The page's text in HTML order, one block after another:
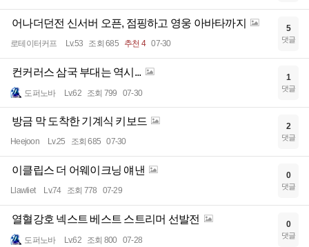
어나더던전 신서버 오픈, 점핑하고 영웅 아바타까지
로테이터커프 Lv.53 조회 685 추천 4 07-30
5
댓글
컨커러스 삼국 부대는 역시...
도퍼노바 Lv.62 조회 799 07-30
1
댓글
방금 막 도착한 기계식 키보드
Heejoon Lv.25 조회 685 07-30
2
댓글
이클립스 더 어웨이크닝 얘낸
Llawliet Lv.74 조회 778 07-29
0
댓글
열혈강호 넥스트 베스트 스트리머 선발전
도퍼노바 Lv.62 조회 800 07-28
0
댓글